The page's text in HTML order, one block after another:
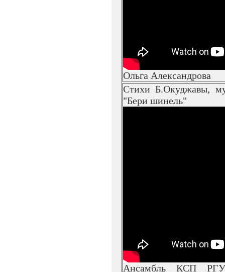
Ольга Александрова
Стихи Б.Окуджавы,
"Бери шинель"
Ансамбль КСП